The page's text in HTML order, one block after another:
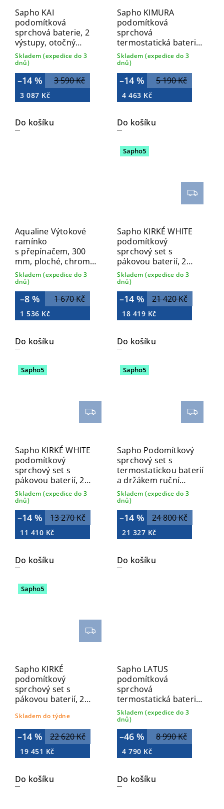
Sapho KAI
podomítková
sprchová baterie, 2
výstupy, otočný
přepínač, černá mat
KA43/15
Skladem (expedice do 3
dnů)
3 590 Kč
–14 %
3 087 Kč
Do košíku
Sapho KIMURA
podomítková
sprchová
termostatická baterie,
box, 2 výstupy, chrom
KU682
Skladem (expedice do 3
dnů)
5 190 Kč
–14 %
4 463 Kč
Do košíku
Aqualine Výtokové
ramínko
s přepínačem, 300
mm, ploché, chrom
43997
Skladem (expedice do 3
dnů)
1 670 Kč
–8 %
1 536 Kč
Do košíku
Sapho5
Sapho KIRKÉ WHITE
podomítkový
sprchový set s
pákovou baterií, 2
výstupy, bílá páčka,
bronz KI42BB-01
Skladem (expedice do 3
dnů)
21 420 Kč
–14 %
18 419 Kč
Do košíku
Sapho5
Sapho KIRKÉ WHITE
podomítkový
sprchový set s
pákovou baterií, 2
výstupy, bílá páčka,
chrom KI42BC-01
Skladem (expedice do 3
dnů)
13 270 Kč
–14 %
11 410 Kč
Do košíku
Sapho5
Sapho Podomítkový
sprchový set s
termostatickou baterií
a držákem ruční
sprchy, 2 výstupy,
hranatá, chrom
MB453-01
Skladem (expedice do 3
dnů)
24 800 Kč
–14 %
21 327 Kč
Do košíku
Sapho5
Sapho KIRKÉ
podomítkový
sprchový set s
pákovou baterií, 2
01
Skladem do týdne
22 620 Kč
–14 %
19 451 Kč
Do košíku
Sapho LATUS
podomítková
sprchová
termostatická baterie
vč. sprchy, 2/3
výstupy, chrom 1102-
45
Skladem (expedice do 3
dnů)
8 990 Kč
–46 %
4 790 Kč
Do košíku